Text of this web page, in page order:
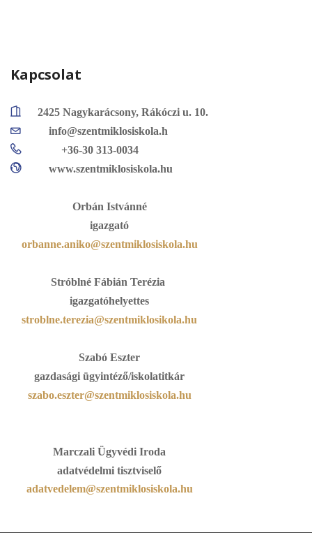
Kapcsolat
2425 Nagykarácsony, Rákóczi u. 10.
info@szentmiklosiskola.h
+36-30 313-0034
www.szentmiklosiskola.hu
Orbán Istvánné
igazgató
orbanne.aniko@szentmiklosiskola.hu
Stróblné Fábián Terézia
igazgatóhelyettes
stroblne.terezia@szentmiklosikola.hu
Szabó Eszter
gazdasági ügyintéző/iskolatitkár
szabo.eszter@szentmiklosiskola.hu
Marczali Ügyvédi Iroda
adatvédelmi tisztviselő
adatvedelem@szentmiklosiskola.hu